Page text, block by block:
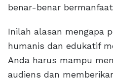
benar-benar
Inilah alasan mengapa
humanis dan edukatif
Anda harus mampu
audiens dan